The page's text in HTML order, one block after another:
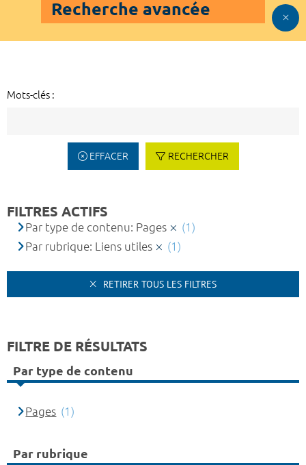
Recherche avancée
Mots-clés :
EFFACER RECHERCHER
FILTRES ACTIFS
Par type de contenu: Pages
(1)
Par rubrique: Liens utiles
(1)
RETIRER TOUS LES FILTRES
FILTRE DE RÉSULTATS
Par type de contenu
Pages (1)
Par rubrique